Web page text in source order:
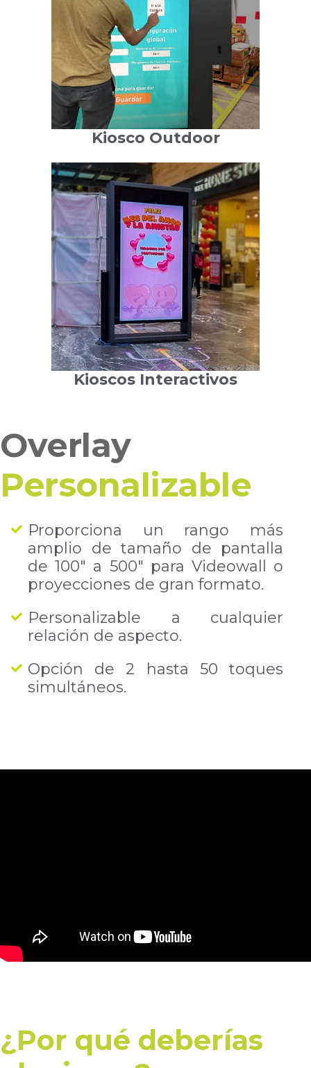
Kiosco Outdoor
Kioscos Interactivos
Overlay
Personalizable
Proporciona un rango más
amplio de tamaño de pantalla
de 100" a 500" para Videowall o
proyecciones de gran formato.
Personalizable a cualquier
relación de aspecto.
Opción de 2 hasta 50 toques
simultáneos.
¿Por qué deberías